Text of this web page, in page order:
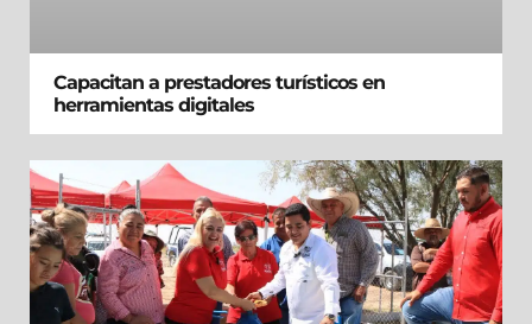
Capacitan a prestadores turísticos en
herramientas digitales